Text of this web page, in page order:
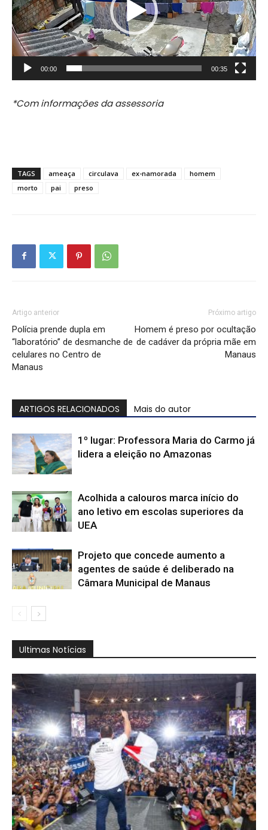
00:00 00:35
*Com informações da assessoria
TAGS ameaça circulava ex-namorada
homem
morto
pai preso
Artigo anterior
Polícia prende dupla em
“laboratório” de desmanche de
celulares no Centro de
Manaus
Próximo artigo
Homem é preso por ocultação
de cadáver da própria mãe em
Manaus
ARTIGOS RELACIONADOS Mais do autor
1º lugar: Professora Maria do Carmo já
lidera a eleição no Amazonas
Acolhida a calouros marca início do
ano letivo em escolas superiores da
UEA
Projeto que concede aumento a
agentes de saúde é deliberado na
Câmara Municipal de Manaus
Ultimas Notícias